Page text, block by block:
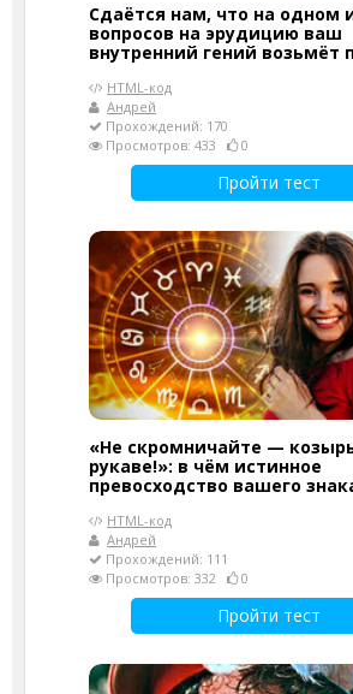
Сдаётся нам, что на одном
вопросов на эрудицию ваш
внутренний гений возьмёт
HTML-код
Андрей
Прохождений: 170
Просмотров: 433
0
Пройти тест
«Не скромничайте —
рукаве!»: в чём истинное
превосходство вашего
HTML-код
Андрей
Прохождений: 111
Просмотров: 332
0
Пройти тест